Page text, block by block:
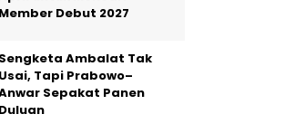
Member Debut 2027
Sengketa Ambalat Tak
Usai, Tapi Prabowo–
Sepakat Panen
Duluan